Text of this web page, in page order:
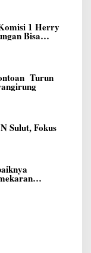
1 Herry
Bisa
Turun
Sulut, Fokus